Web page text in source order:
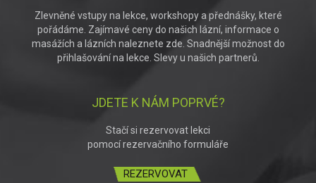
Zlevněné vstupy na lekce, workshopy a přednášky, které
pořádáme. Zajímavé ceny do našich lázní, informace o
masážích a lázních naleznete zde. Snadnější možnost do
přihlašování na lekce. Slevy u našich partnerů.
JDETE K NÁM POPRVÉ?
Stačí si rezervovat lekci
pomocí rezervačního formuláře
REZERVOVAT